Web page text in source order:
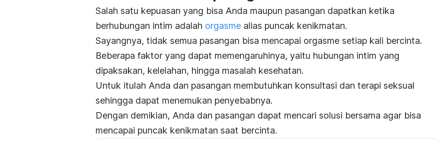
Salah satu kepuasan yang bisa Anda maupun pasangan dapatkan ketika
berhubungan intim adalah orgasme alias puncak kenikmatan.
Sayangnya, tidak semua pasangan bisa mencapai orgasme setiap kali bercinta.
Beberapa faktor yang dapat memengaruhinya, yaitu hubungan intim yang
dipaksakan, kelelahan, hingga masalah kesehatan.
Untuk itulah Anda dan pasangan membutuhkan konsultasi dan terapi seksual
sehingga dapat menemukan penyebabnya.
Dengan demikian, Anda dan pasangan dapat mencari solusi bersama agar bisa
mencapai puncak kenikmatan saat bercinta.